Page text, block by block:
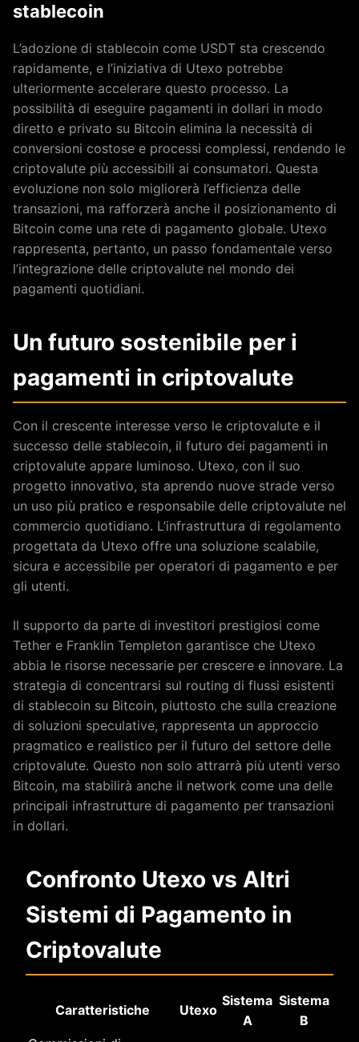
stablecoin
L’adozione di stablecoin come USDT sta crescendo
rapidamente, e l’iniziativa di Utexo potrebbe
ulteriormente accelerare questo processo. La
possibilità di eseguire pagamenti in dollari in modo
diretto e privato su Bitcoin elimina la necessità di
conversioni costose e processi complessi, rendendo le
criptovalute più accessibili ai consumatori. Questa
evoluzione non solo migliorerà l’efficienza delle
transazioni, ma rafforzerà anche il posizionamento di
Bitcoin come una rete di pagamento globale. Utexo
rappresenta, pertanto, un passo fondamentale verso
l’integrazione delle criptovalute nel mondo dei
pagamenti quotidiani.
Un futuro sostenibile per i
pagamenti in criptovalute
Con il crescente interesse verso le criptovalute e il
successo delle stablecoin, il futuro dei pagamenti in
criptovalute appare luminoso. Utexo, con il suo
progetto innovativo, sta aprendo nuove strade verso
un uso più pratico e responsabile delle criptovalute nel
commercio quotidiano. L’infrastruttura di regolamento
progettata da Utexo offre una soluzione scalabile,
sicura e accessibile per operatori di pagamento e per
gli utenti.
Il supporto da parte di investitori prestigiosi come
Tether e Franklin Templeton garantisce che Utexo
abbia le risorse necessarie per crescere e innovare. La
strategia di concentrarsi sul routing di flussi esistenti
di stablecoin su Bitcoin, piuttosto che sulla creazione
di soluzioni speculative, rappresenta un approccio
pragmatico e realistico per il futuro del settore delle
criptovalute. Questo non solo attrarrà più utenti verso
Bitcoin, ma stabilirà anche il network come una delle
principali infrastrutture di pagamento per transazioni
in dollari.
Confronto Utexo vs Altri
Sistemi di Pagamento in
Criptovalute
Caratteristiche Utexo
Sistema
A
Sistema
B